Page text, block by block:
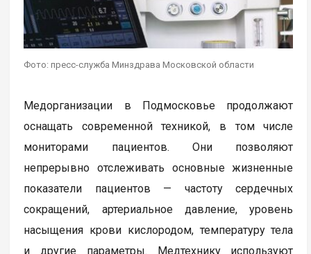
Фото: пресс-служба Минздрава Московской области
Медорганизации в Подмосковье продолжают
оснащать современной техникой, в том числе
мониторами пациентов. Они позволяют
непрерывно отслеживать основные жизненные
показатели пациентов — частоту сердечных
сокращений, артериальное давление, уровень
насыщения крови кислородом, температуру тела
и другие параметры. Медтехнику используют